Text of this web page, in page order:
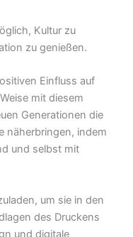
Kultur zu
zu genießen.
Einfluss auf
mit diesem
Generationen die
näherbringen, indem
und selbst mit
um sie in den
des Druckens
und digitale